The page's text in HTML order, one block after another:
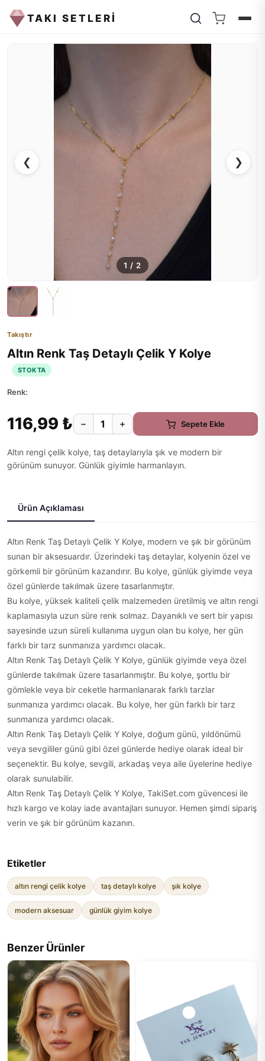
TAKI SETLERİ
❮ ❯
1 / 2
Takıştır
Altın Renk Taş Detaylı Çelik Y Kolye
STOKTA
Renk:
116,99 ₺ − + Sepete Ekle
Altın rengi çelik kolye, taş detaylarıyla şık ve modern bir
görünüm sunuyor. Günlük giyimle harmanlayın.
Ürün Açıklaması
Altın Renk Taş Detaylı Çelik Y Kolye, modern ve şık bir görünüm
sunan bir aksesuardır. Üzerindeki taş detaylar, kolyenin özel ve
görkemli bir görünüm kazandırır. Bu kolye, günlük giyimde veya
özel günlerde takılmak üzere tasarlanmıştır.
Bu kolye, yüksek kaliteli çelik malzemeden üretilmiş ve altın rengi
kaplamasıyla uzun süre renk solmaz. Dayanıklı ve sert bir yapısı
sayesinde uzun süreli kullanıma uygun olan bu kolye, her gün
farklı bir tarz sunmanıza yardımcı olacak.
Altın Renk Taş Detaylı Çelik Y Kolye, günlük giyimde veya özel
günlerde takılmak üzere tasarlanmıştır. Bu kolye, şortlu bir
gömlekle veya bir ceketle harmanlanarak farklı tarzlar
sunmanıza yardımcı olacak. Bu kolye, her gün farklı bir tarz
sunmanıza yardımcı olacak.
Altın Renk Taş Detaylı Çelik Y Kolye, doğum günü, yıldönümü
veya sevgililer günü gibi özel günlerde hediye olarak ideal bir
seçenektir. Bu kolye, sevgili, arkadaş veya aile üyelerine hediye
olarak sunulabilir.
Altın Renk Taş Detaylı Çelik Y Kolye, TakiSet.com güvencesi ile
hızlı kargo ve kolay iade avantajları sunuyor. Hemen şimdi sipariş
verin ve şık bir görünüm kazanın.
Etiketler
altın rengi çelik kolye taş detaylı kolye şık kolye
modern aksesuar günlük giyim kolye
Benzer Ürünler